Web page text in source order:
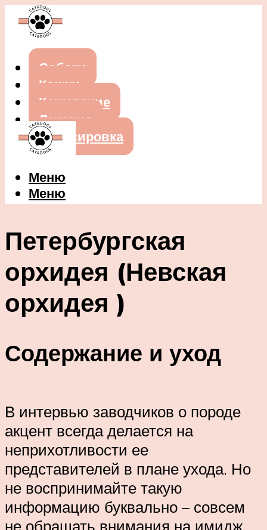
Собаки
Кошки
Кормление
Лечение
Дрессировка
Меню
Меню
Петербургская
орхидея (Невская
орхидея )
Содержание и уход
В интервью заводчиков о породе
акцент всегда делается на
неприхотливости ее
представителей в плане ухода. Но
не воспринимайте такую
информацию буквально – совсем
не обращать внимания на имидж